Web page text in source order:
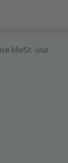
MwSt. und